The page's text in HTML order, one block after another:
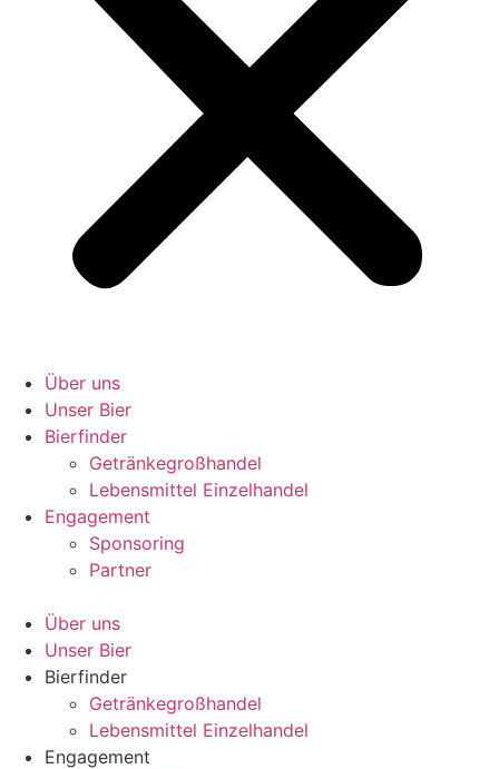
Über uns
Unser Bier
Bierfinder
Getränkegroßhandel
Lebensmittel Einzelhandel
Engagement
Sponsoring
Partner
Über uns
Unser Bier
Bierfinder
Getränkegroßhandel
Lebensmittel Einzelhandel
Engagement